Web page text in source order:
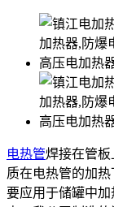
电热管焊接在管
质在电热管的加
要应用于储罐中